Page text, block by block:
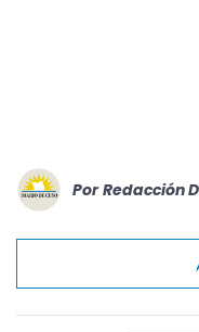
Por Redacción